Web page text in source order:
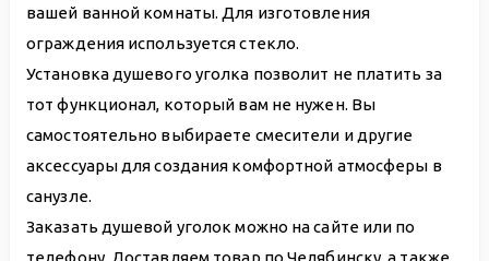
вашей ванной комнаты. Для изготовления
ограждения используется стекло.
Установка душевого уголка позволит не платить за
тот функционал, который вам не нужен. Вы
самостоятельно выбираете смесители и другие
аксессуары для создания комфортной атмосферы в
санузле.
Заказать душевой уголок можно на сайте или по
телефону. Доставляем товар по Челябинску, а также